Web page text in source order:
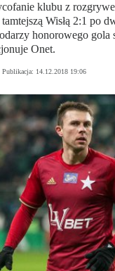
klubu z
Wisłą 2:1 po
honorowego gola
Onet.
Publikacja: 14.12.2018 19:06